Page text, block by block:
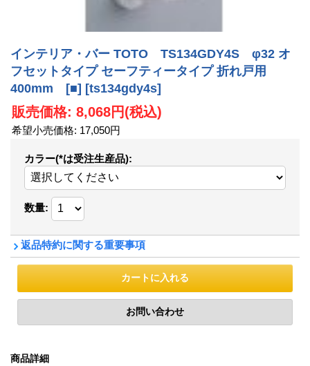
インテリア・バー TOTO TS134GDY4S φ32 オ
フセットタイプ セーフティータイプ 折れ戸用
400mm [■] [ts134gdy4s]
販売価格: 8,068円(税込)
希望小売価格: 17,050円
カラー(*は受注生産品):
数量:
返品特約に関する重要事項
商品詳細